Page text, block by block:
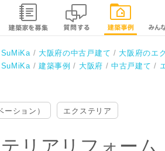
閉じる
大阪府の中古戸建て 大阪府のエ
建築事例 大阪府 中古戸建て
リアリフォーム 玄関丸見えを一新
事務所 住まい工房LIVE！
ーション） エクステリア
リアリフォー